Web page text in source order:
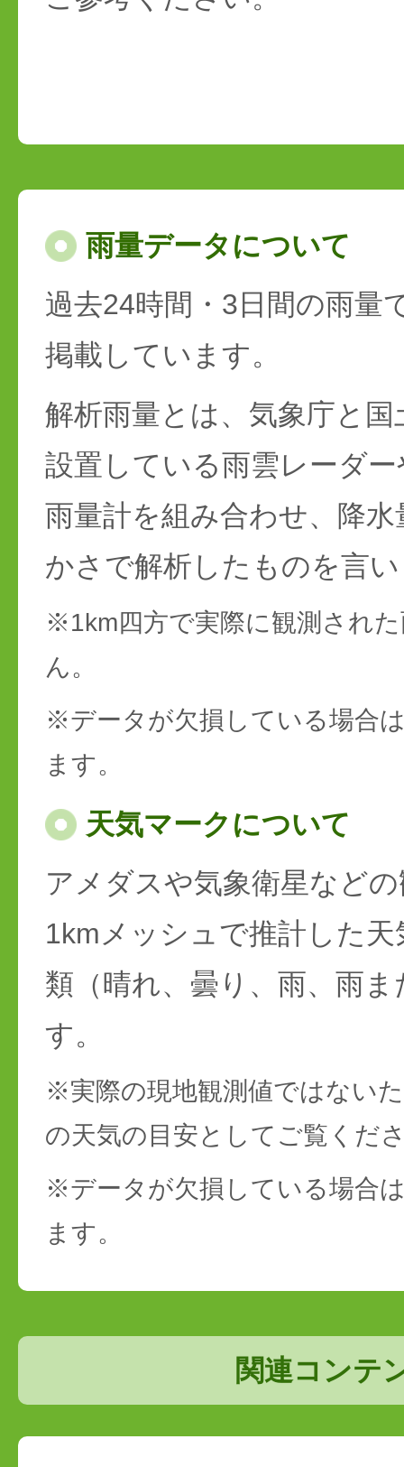
雨量データについて
過去24時間・3日間の雨量
掲載しています。
解析雨量とは、気象庁と
設置している雨雲レーダ
雨量計を組み合わせ、降
かさで解析したものを言
※1km四方で実際に観測され
ん。
※データが欠損している場合
ます。
天気マークについて
アメダスや気象衛星など
1kmメッシュで推計した
類（晴れ、曇り、雨、雨
す。
※実際の現地観測値ではない
の天気の目安としてご覧くだ
※データが欠損している場合
ます。
関連コンテ